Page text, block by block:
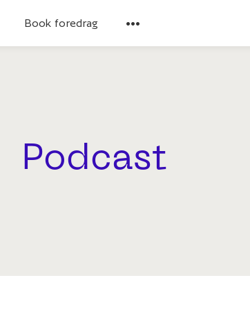
Book foredrag
Podcast